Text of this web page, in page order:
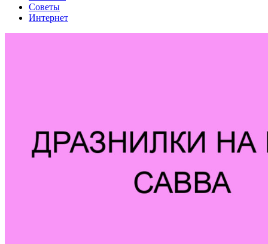
Советы
Интернет